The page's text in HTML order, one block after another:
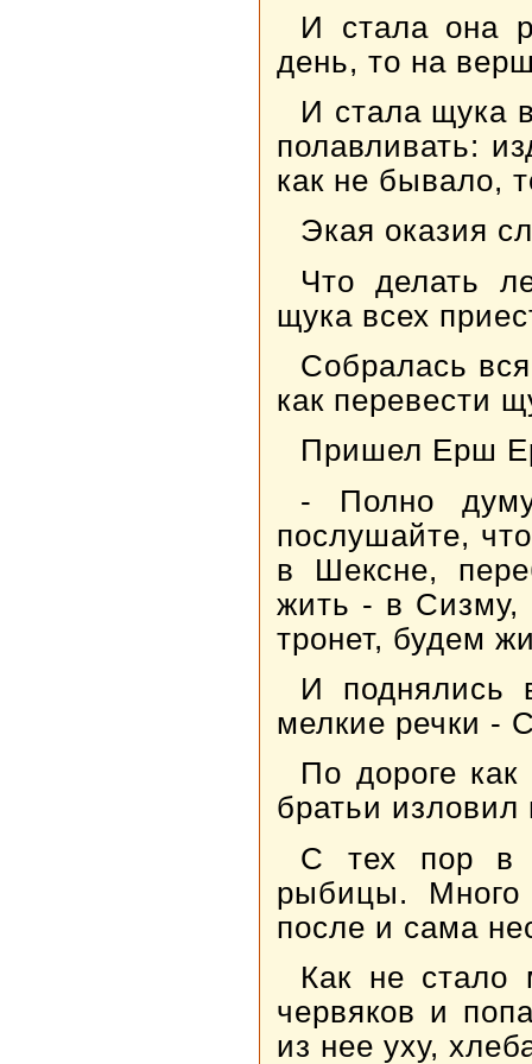
И стала она
день, то на
И стала щука
полавливать:
как не бывало,
Экая оказия
Что делать
щука всех
Собралась
как перевести
Пришел Ерш
- Полно
послушайте,
в Шексне,
жить - в Сизму,
тронет, будем
И поднялись
мелкие речки -
По дороге
братьи изловил
С тех пор в
рыбицы. Много
после и сама
Как не стало
червяков и
из нее уху,